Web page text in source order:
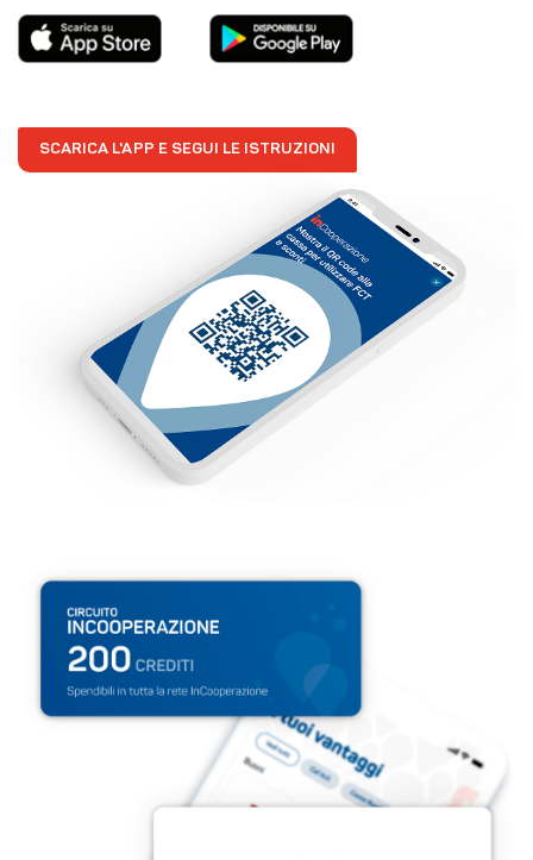
SCARICA L'APP E SEGUI LE ISTRUZIONI